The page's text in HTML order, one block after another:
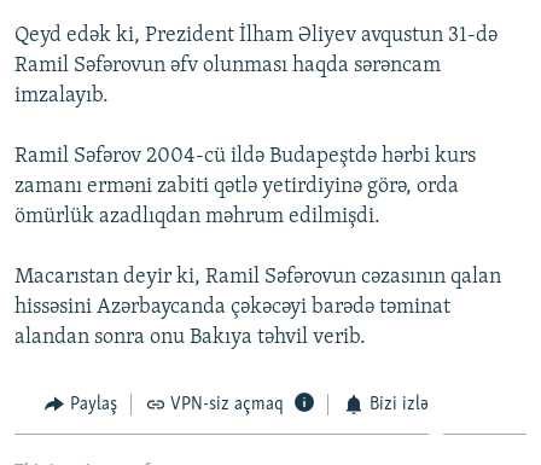
İZ - MƏDƏNIYYƏT PROQRAMI
MATERIALLARIMIZDAN ISTIFADƏ
AZADLIQRADIOSU MOBIL TELEFONUNUZDA
XƏBƏR BÜLLETENLƏRIMIZ
RFE/RL-in bütün saytları
Qeyd edək ki, Prezident İlham Əliyev avqustun 31-də
Ramil Səfərovun əfv olunması haqda sərəncam
imzalayıb.
Ramil Səfərov 2004-cü ildə Budapeştdə hərbi kurs
zamanı erməni zabiti qətlə yetirdiyinə görə, orda
ömürlük azadlıqdan məhrum edilmişdi.
Macarıstan deyir ki, Ramil Səfərovun cəzasının qalan
hissəsini Azərbaycanda çəkəcəyi barədə təminat
alandan sonra onu Bakıya təhvil verib.
Paylaş VPN-siz açmaq Bizi izlə